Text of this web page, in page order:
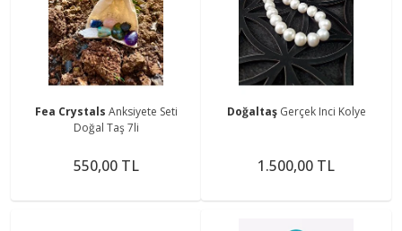
Fea Crystals Anksiyete Seti
Doğal Taş 7li
550,00 TL
Doğaltaş Gerçek Inci Kolye
1.500,00 TL